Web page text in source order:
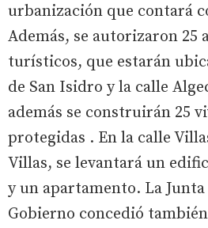
urbanización que contará
Además, se autorizaron 25
turísticos, que estarán
de San Isidro y la calle
además se construirán 25
protegidas . En la calle
Villas, se levantará un
y un apartamento. La Junta
Gobierno concedió